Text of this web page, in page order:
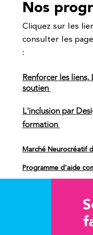
Nos
Cliquez sur les
consulter les
:
Renforcer les
soutien
L'inclusion par
formation
Marché Neurocréatif
Programme d’aide